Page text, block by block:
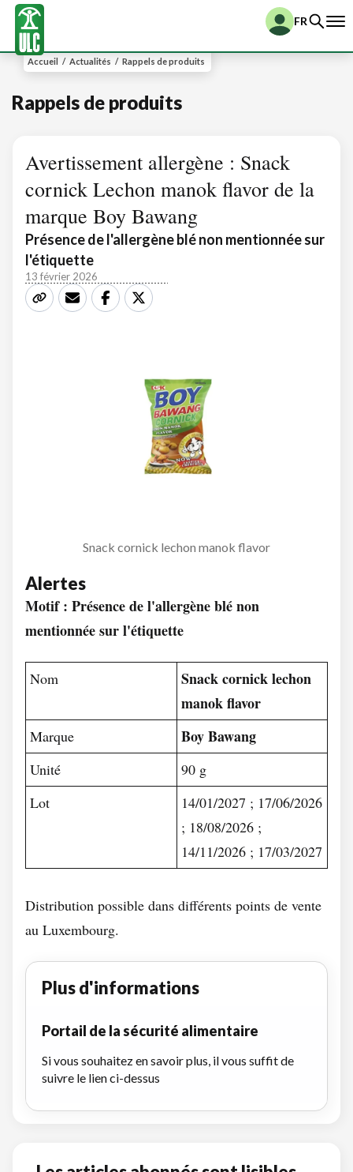
FR
Accueil / Actualités / Rappels de produits
Rappels de produits
Avertissement allergène : Snack
cornick Lechon manok flavor de la
marque Boy Bawang
Présence de l'allergène blé non mentionnée sur
l'étiquette
13 février 2026
Snack cornick lechon manok flavor
Alertes
Motif : Présence de l'allergène blé non
mentionnée sur l'étiquette
Nom
Snack cornick lechon
manok flavor
Marque Boy Bawang
Unité
90 g
Lot
14/01/2027 ; 17/06/2026
; 18/08/2026 ;
14/11/2026 ; 17/03/2027
Distribution possible dans différents points de vente
au Luxembourg.
Plus d'informations
Portail de la sécurité alimentaire
Si vous souhaitez en savoir plus, il vous suffit de
suivre le lien ci-dessus